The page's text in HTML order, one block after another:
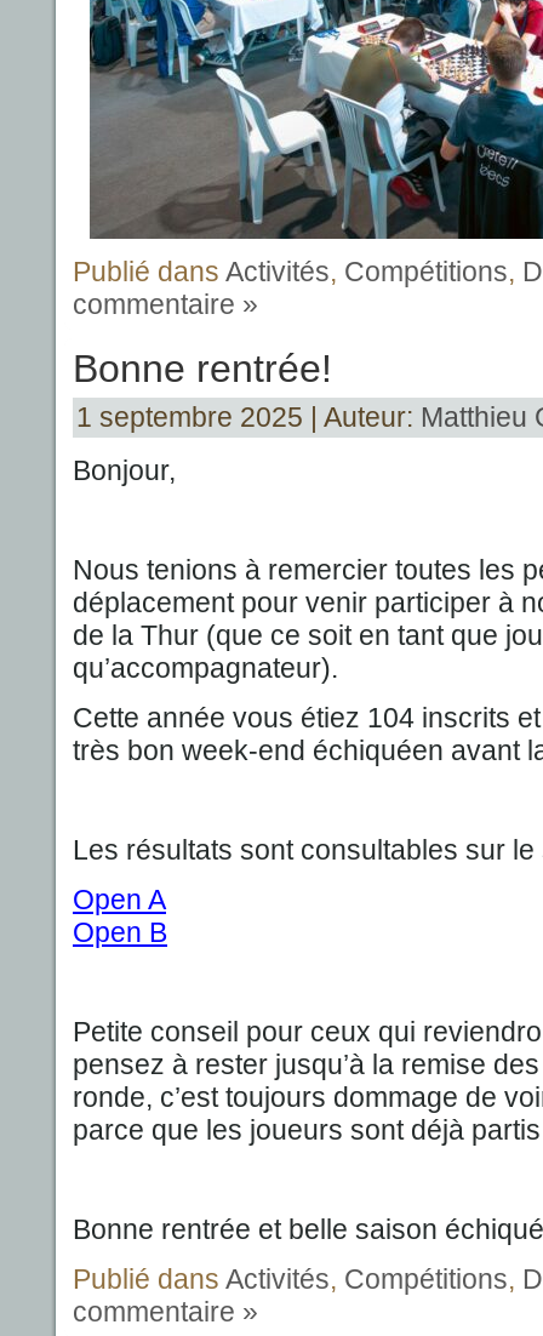
Publié dans Activités, Compétitions,
commentaire »
Bonne rentrée!
1 septembre 2025 | Auteur: Matthieu
Bonjour,
Nous tenions à remercier toutes les
déplacement pour venir participer à
de la Thur (que ce soit en tant que
qu’accompagnateur).
Cette année vous étiez 104 inscrits
très bon week-end échiquéen avant
Les résultats sont consultables sur le
Open A
Open B
Petite conseil pour ceux qui
pensez à rester jusqu’à la remise
ronde, c’est toujours dommage de
parce que les joueurs sont déjà
Bonne rentrée et belle saison
Publié dans Activités, Compétitions,
commentaire »